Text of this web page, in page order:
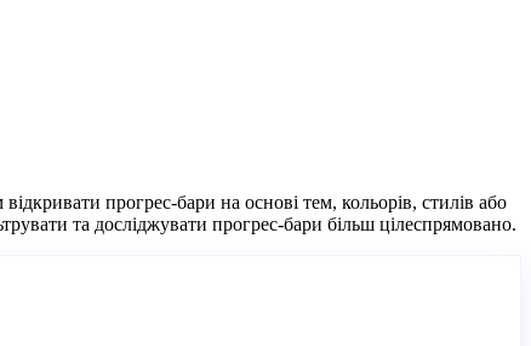
прогрес-бари на основі тем, кольорів, стилів або
та досліджувати прогрес-бари більш цілеспрямовано.